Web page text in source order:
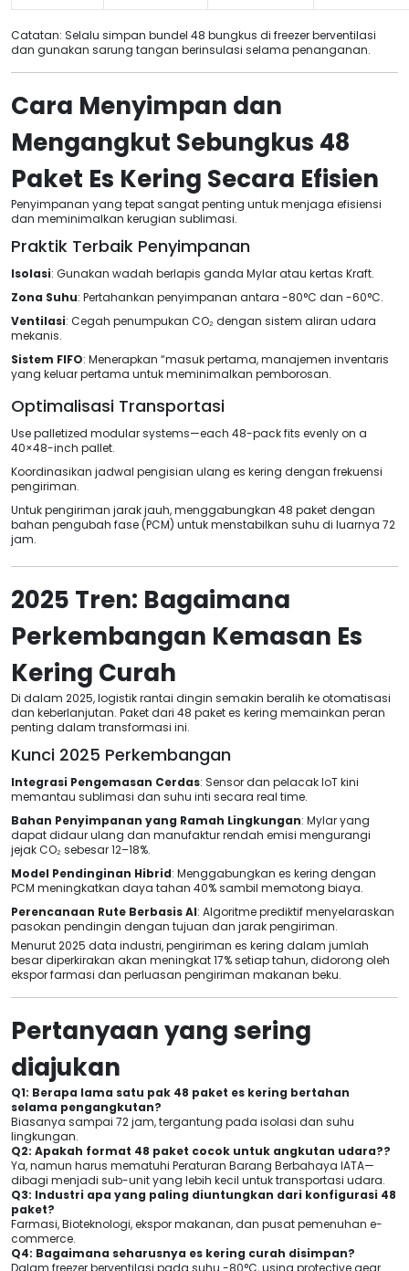
Catatan: Selalu simpan bundel 48 bungkus di freezer berventilasi
dan gunakan sarung tangan berinsulasi selama penanganan.
Cara Menyimpan dan
Mengangkut Sebungkus 48
Paket Es Kering Secara Efisien
Penyimpanan yang tepat sangat penting untuk menjaga efisiensi
dan meminimalkan kerugian sublimasi.
Praktik Terbaik Penyimpanan
Isolasi: Gunakan wadah berlapis ganda Mylar atau kertas Kraft.
Zona Suhu: Pertahankan penyimpanan antara -80°C dan -60°C.
Ventilasi: Cegah penumpukan CO₂ dengan sistem aliran udara
mekanis.
Sistem FIFO: Menerapkan “masuk pertama, manajemen inventaris
yang keluar pertama untuk meminimalkan pemborosan.
Optimalisasi Transportasi
Use palletized modular systems—each 48-pack fits evenly on a
40×48-inch pallet.
Koordinasikan jadwal pengisian ulang es kering dengan frekuensi
pengiriman.
Untuk pengiriman jarak jauh, menggabungkan 48 paket dengan
bahan pengubah fase (PCM) untuk menstabilkan suhu di luarnya 72
jam.
2025 Tren: Bagaimana
Perkembangan Kemasan Es
Kering Curah
Di dalam 2025, logistik rantai dingin semakin beralih ke otomatisasi
dan keberlanjutan. Paket dari 48 paket es kering memainkan peran
penting dalam transformasi ini.
Kunci 2025 Perkembangan
Integrasi Pengemasan Cerdas: Sensor dan pelacak IoT kini
memantau sublimasi dan suhu inti secara real time.
Bahan Penyimpanan yang Ramah Lingkungan: Mylar yang
dapat didaur ulang dan manufaktur rendah emisi mengurangi
jejak CO₂ sebesar 12–18%.
Model Pendinginan Hibrid: Menggabungkan es kering dengan
PCM meningkatkan daya tahan 40% sambil memotong biaya.
Perencanaan Rute Berbasis AI: Algoritme prediktif menyelaraskan
pasokan pendingin dengan tujuan dan jarak pengiriman.
Menurut 2025 data industri, pengiriman es kering dalam jumlah
besar diperkirakan akan meningkat 17% setiap tahun, didorong oleh
ekspor farmasi dan perluasan pengiriman makanan beku.
Pertanyaan yang sering
diajukan
Q1: Berapa lama satu pak 48 paket es kering bertahan
selama pengangkutan?
Biasanya sampai 72 jam, tergantung pada isolasi dan suhu
lingkungan.
Q2: Apakah format 48 paket cocok untuk angkutan udara??
Ya, namun harus mematuhi Peraturan Barang Berbahaya IATA—
dibagi menjadi sub-unit yang lebih kecil untuk transportasi udara.
Q3: Industri apa yang paling diuntungkan dari konfigurasi 48
paket?
Farmasi, Bioteknologi, ekspor makanan, dan pusat pemenuhan e-
commerce.
Q4: Bagaimana seharusnya es kering curah disimpan?
Dalam freezer berventilasi pada suhu -80°C,using protective gear